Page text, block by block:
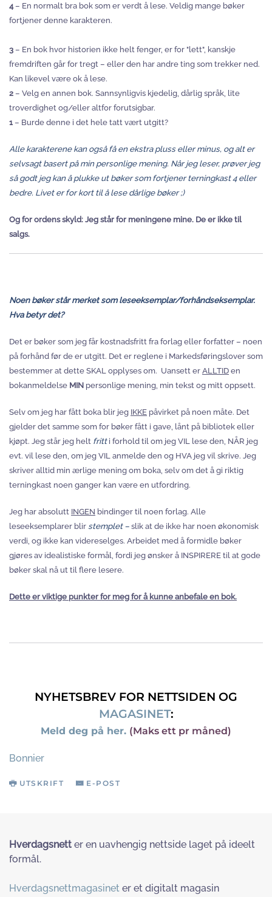
4– En normalt bra bok som er verdt å lese. Veldig mange bøker
fortjener denne karakteren.
3– En bok hvor historien ikke helt fenger, er for "lett", kanskje
fremdriften går for tregt – eller den har andre ting som trekker ned.
Kan likevel være ok å lese.
2– Velg en annen bok. Sannsynligvis kjedelig, dårlig språk, lite
troverdighet og/eller altfor forutsigbar.
1– Burde denne i det hele tatt vært utgitt?
Alle karakterene kan også få en ekstra pluss eller minus, og alt er
selvsagt basert på min personlige mening. Når jeg leser, prøver jeg
så godt jeg kan å plukke ut bøker som fortjener terningkast 4 eller
bedre. Livet er for kort til å lese dårlige bøker ;)
Og for ordens skyld: Jeg står for meningene mine. De er ikke til
salgs.
Noen bøker står merket som leseeksemplar/forhåndseksemplar.
Hva betyr det?
Det er bøker som jeg får kostnadsfritt fra forlag eller forfatter – noen
på forhånd før de er utgitt. Det er reglene i Markedsføringslover som
bestemmer at dette SKAL opplyses om. Uansett erALLTIDen
bokanmeldelse MIN personlige mening, min tekst og mitt oppsett.
Selv om jeg har fått boka blir jeg IKKE påvirket på noen måte. Det
gjelder det samme som for bøker fått i gave, lånt på bibliotek eller
kjøpt. Jeg står jeg helt fritti forhold til om jeg VIL lese den, NÅR jeg
evt. vil lese den, om jeg VIL anmelde den og HVA jeg vil skrive. Jeg
skriver alltid min ærlige mening om boka, selv om det å gi riktig
terningkast noen ganger kan være en utfordring.
Jeg har absolutt INGEN bindinger til noen forlag. Alle
leseeksemplarer blir stemplet –slik at de ikke har noen økonomisk
verdi, og ikke kan videreselges. Arbeidet med å formidle bøker
gjøres av idealistiske formål, fordi jeg ønsker å INSPIRERE til at gode
bøker skal nå ut til flere lesere.
Dette er viktige punkter for meg for å kunne anbefale en bok.
NYHETSBREV FOR NETTSIDEN OG
MAGASINET:
Meld deg på her. (Maks ett pr måned)
Bonnier
UTSKRIFT E-POST
Hverdagsnett er en uavhengig nettside laget på ideelt
formål.
Hverdagsnettmagasinet er et digitalt magasin